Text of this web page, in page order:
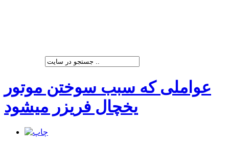
عواملی که سبب سوختن موتور
یخچال فریزر میشود